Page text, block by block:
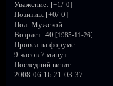
Уважение: [+1/-0]
Позитив: [+0/-0]
Пол: Мужской
Возраст: 40 [1985-11-26]
Провел на форуме:
9 часов 7 минут
Последний визит:
2008-06-16 21:03:37